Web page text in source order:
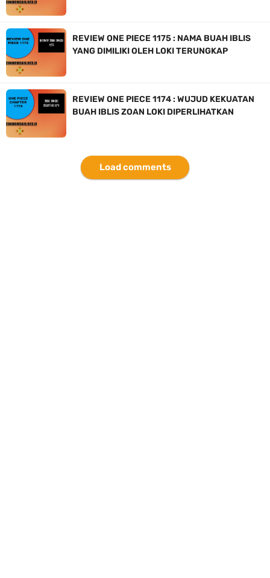
REVIEW ONE PIECE 1175 : NAMA BUAH IBLIS
YANG DIMILIKI OLEH LOKI TERUNGKAP
REVIEW ONE PIECE 1174 : WUJUD KEKUATAN
BUAH IBLIS ZOAN LOKI DIPERLIHATKAN
Load comments